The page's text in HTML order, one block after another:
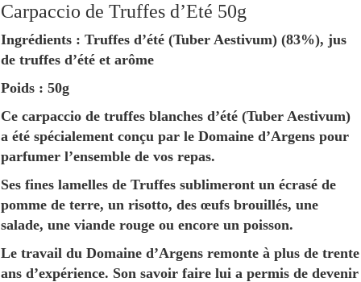
Carpaccio de Truffes d’Eté 50g
Ingrédients : Truffes d’été (Tuber Aestivum) (83%), jus
de truffes d’été et arôme
Poids : 50g
Ce carpaccio de truffes blanches d’été (Tuber Aestivum)
a été spécialement conçu par le Domaine d’Argens pour
parfumer l’ensemble de vos repas.
Ses fines lamelles de Truffes sublimeront un écrasé de
pomme de terre, un risotto, des œufs brouillés, une
salade, une viande rouge ou encore un poisson.
Le travail du Domaine d’Argens remonte à plus de trente
ans d’expérience. Son savoir faire lui a permis de devenir